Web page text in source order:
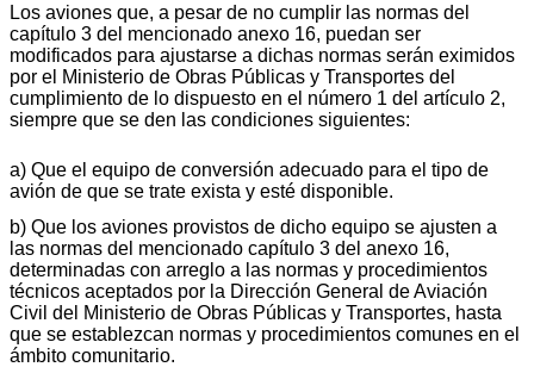
Los aviones que, a pesar de no cumplir las normas del
capítulo 3 del mencionado anexo 16, puedan ser
modificados para ajustarse a dichas normas serán eximidos
por el Ministerio de Obras Públicas y Transportes del
cumplimiento de lo dispuesto en el número 1 del artículo 2,
siempre que se den las condiciones siguientes:
a) Que el equipo de conversión adecuado para el tipo de
avión de que se trate exista y esté disponible.
b) Que los aviones provistos de dicho equipo se ajusten a
las normas del mencionado capítulo 3 del anexo 16,
determinadas con arreglo a las normas y procedimientos
técnicos aceptados por la Dirección General de Aviación
Civil del Ministerio de Obras Públicas y Transportes, hasta
que se establezcan normas y procedimientos comunes en el
ámbito comunitario.